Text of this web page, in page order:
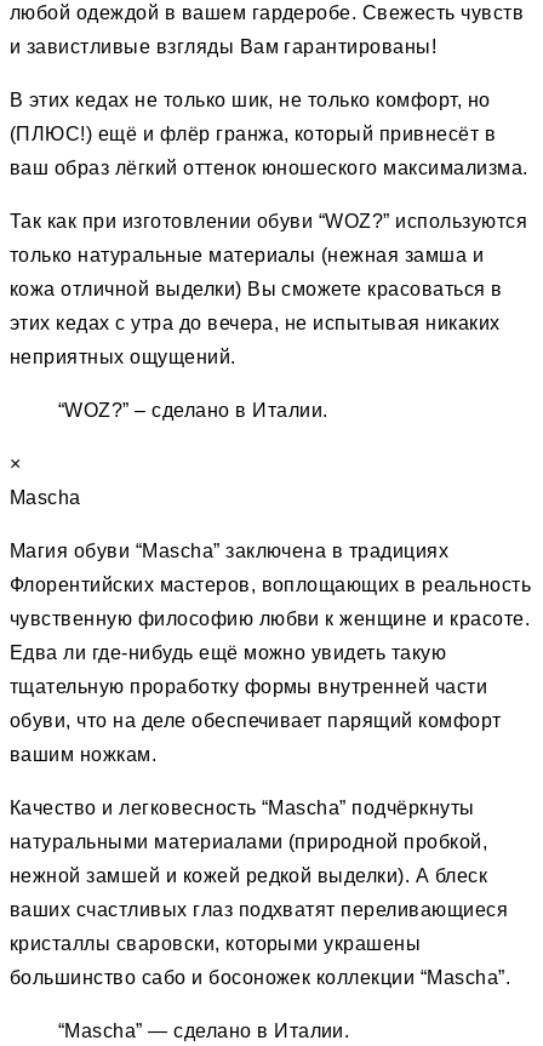
любой одеждой в вашем гардеробе. Свежесть чувств
и завистливые взгляды Вам гарантированы!
В этих кедах не только шик, не только комфорт, но
(ПЛЮС!) ещё и флёр гранжа, который привнесёт в
ваш образ лёгкий оттенок юношеского максимализма.
Так как при изготовлении обуви “WOZ?” используются
только натуральные материалы (нежная замша и
кожа отличной выделки) Вы сможете красоваться в
этих кедах с утра до вечера, не испытывая никаких
неприятных ощущений.
“WOZ?” – сделано в Италии.
×
Mascha
Магия обуви “Mascha” заключена в традициях
Флорентийских мастеров, воплощающих в реальность
чувственную философию любви к женщине и красоте.
Едва ли где-нибудь ещё можно увидеть такую
тщательную проработку формы внутренней части
обуви, что на деле обеспечивает парящий комфорт
вашим ножкам.
Качество и легковесность “Mascha” подчёркнуты
натуральными материалами (природной пробкой,
нежной замшей и кожей редкой выделки). А блеск
ваших счастливых глаз подхватят переливающиеся
кристаллы сваровски, которыми украшены
большинство сабо и босоножек коллекции “Mascha”.
“Mascha” — сделано в Италии.